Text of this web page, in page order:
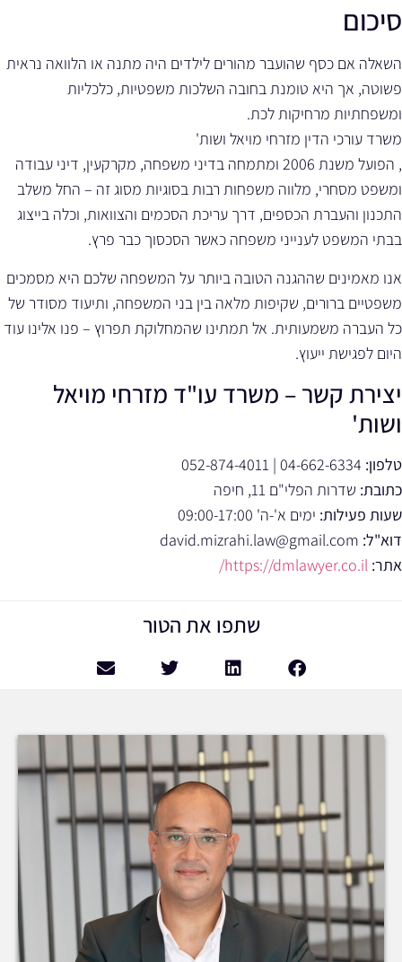
סיכום
השאלה אם כסף שהועבר מהורים לילדים היה מתנה או הלוואה נראית
פשוטה, אך היא טומנת בחובה השלכות משפטיות, כלכליות
ומשפחתיות מרחיקות לכת.
משרד עורכי הדין מזרחי מויאל ושות'
, הפועל משנת 2006 ומתמחה בדיני משפחה, מקרקעין, דיני עבודה
ומשפט מסחרי, מלווה משפחות רבות בסוגיות מסוג זה – החל משלב
התכנון והעברת הכספים, דרך עריכת הסכמים והצוואות, וכלה בייצוג
בבתי המשפט לענייני משפחה כאשר הסכסוך כבר פרץ.
אנו מאמינים שההגנה הטובה ביותר על המשפחה שלכם היא מסמכים
משפטיים ברורים, שקיפות מלאה בין בני המשפחה, ותיעוד מסודר של
כל העברה משמעותית. אל תמתינו שהמחלוקת תפרוץ – פנו אלינו עוד
היום לפגישת ייעוץ.
יצירת קשר – משרד עו"ד מזרחי מויאל
ושות'
טלפון:
כתובת: שדרות הפלי"ם 11, חיפה
שעות פעילות: ימים א'-ה' 09:00-17:00
דוא"ל:
אתר: https://dmlawyer.co.il/
שתפו את הטור